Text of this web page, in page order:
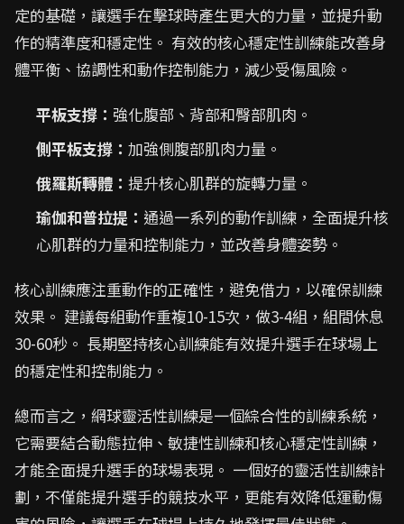
定的基礎，讓選手在擊球時產生更大的力量，並提升動
作的精準度和穩定性。 有效的核心穩定性訓練能改善身
體平衡、協調性和動作控制能力，減少受傷風險。
平板支撐： 強化腹部、背部和臀部肌肉。
側平板支撐： 加強側腹部肌肉力量。
俄羅斯轉體： 提升核心肌群的旋轉力量。
瑜伽和普拉提： 通過一系列的動作訓練，全面提升核
心肌群的力量和控制能力，並改善身體姿勢。
核心訓練應注重動作的正確性，避免借力，以確保訓練
效果。 建議每組動作重複10-15次，做3-4組，組間休息
30-60秒。 長期堅持核心訓練能有效提升選手在球場上
的穩定性和控制能力。
總而言之，網球靈活性訓練是一個綜合性的訓練系統，
它需要結合動態拉伸、敏捷性訓練和核心穩定性訓練，
才能全面提升選手的球場表現。 一個好的靈活性訓練計
劃，不僅能提升選手的競技水平，更能有效降低運動傷